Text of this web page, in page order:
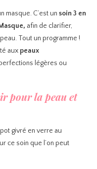
masque. C’est un soin 3 en
afin de clarifier,
Tout un programme !
aux peaux
légères ou
pour la peau et
givré en verre au
ce soin que l’on peut